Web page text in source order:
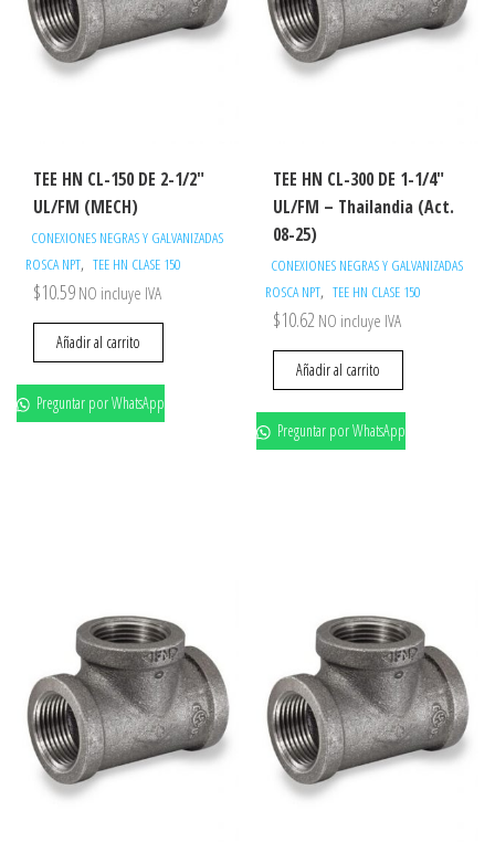
TEE HN CL-150 DE 2-1/2″
UL/FM (MECH)
CONEXIONES NEGRAS Y GALVANIZADAS
ROSCA NPT, TEE HN CLASE 150
$10.59 NO incluye IVA
Añadir al carrito
Preguntar por WhatsApp
TEE HN CL-300 DE 1-1/4″
UL/FM – Thailandia (Act.
08-25)
CONEXIONES NEGRAS Y GALVANIZADAS
ROSCA NPT, TEE HN CLASE 150
$10.62 NO incluye IVA
Añadir al carrito
Preguntar por WhatsApp